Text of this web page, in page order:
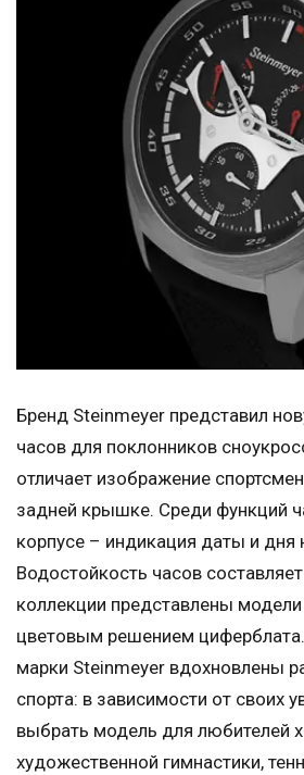
Бренд Steinmeyer представил
часов для поклонников
отличает изображение
задней крышке. Среди функций
корпусе – индикация даты и дня
Водостойкость часов
коллекции представлены
цветовым решением
марки Steinmeyer вдохновлены
спорта: в зависимости от своих
выбрать модель для любителей
художественной гимнастики,